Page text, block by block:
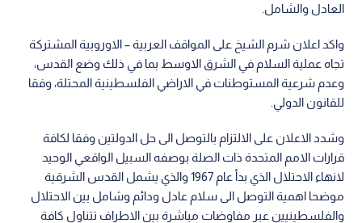
العادل والشامل.
واكد اعلان شرم الشيخ على المواقف العربية – الاوروبية المشتركة
تجاه عملية السلام في الشرق الاوسط بما في ذلك وضع القدس،
وعدم شرعية المستوطنات في الاراضي الفلسطينية المحتلة، وفقا
للقانون الدولي.
وشدد الاعلان على الالتزام بالتوصل الى حل الدولتين وفقا لكافة
قرارات الامم المتحدة ذات الصلة بوصفه السبيل الواقعي الوحيد
لانهاء الاحتلال الذي بدأ عام 1967 والذي يشمل القدس الشرقية
موضحا اهمية التوصل الى سلام عادل ودائم وشامل بين الاحتلال
والفلسطينيين عبر مفاوضات مباشرة بين الاطراف تتناول كافة